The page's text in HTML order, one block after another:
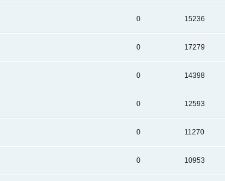
0 15236
0 17279
0 14398
0 12593
0 11270
0 10953